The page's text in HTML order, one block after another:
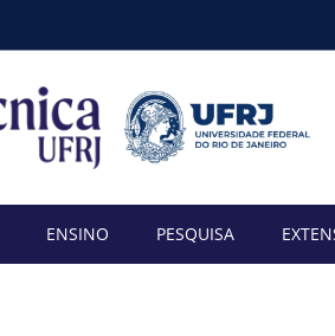
ENSINO PESQUISA